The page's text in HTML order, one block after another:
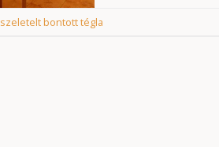
szeletelt bontott tégla